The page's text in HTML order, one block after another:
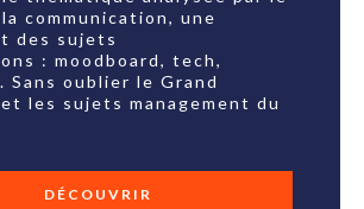
communication, une
des sujets
: moodboard, tech,
Sans oublier le Grand
les sujets management du
DÉCOUVRIR